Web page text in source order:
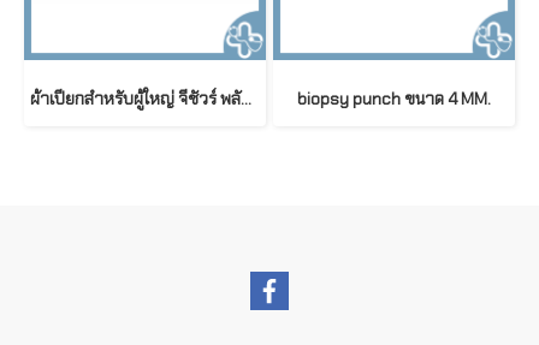
ผ้าเปียกสำหรับผู้ใหญ่ จีชัวร์ พลัส สูตรอ่อนโยนพิเศษ ขนาดใหญ่พิเศษ G sure Plus Adult Wet Wipes (50 ชิ้น/ห่อ) biopsy punch ขนาด 4 MM.